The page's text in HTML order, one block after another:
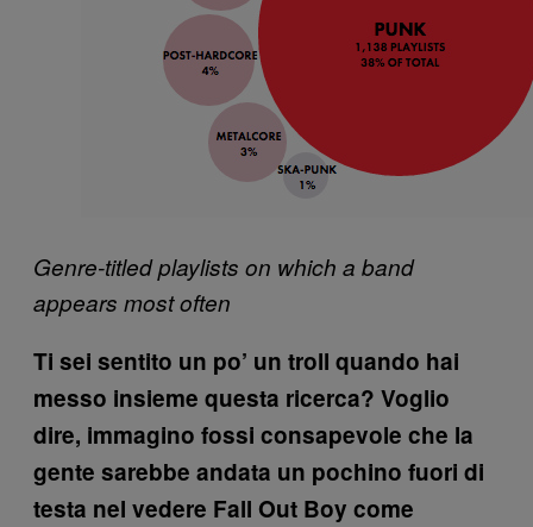
Genre-titled playlists on which a band
appears most often
Ti sei sentito un po’ un troll quando hai
messo insieme questa ricerca? Voglio
dire, immagino fossi consapevole che la
gente sarebbe andata un pochino fuori di
testa nel vedere Fall Out Boy come